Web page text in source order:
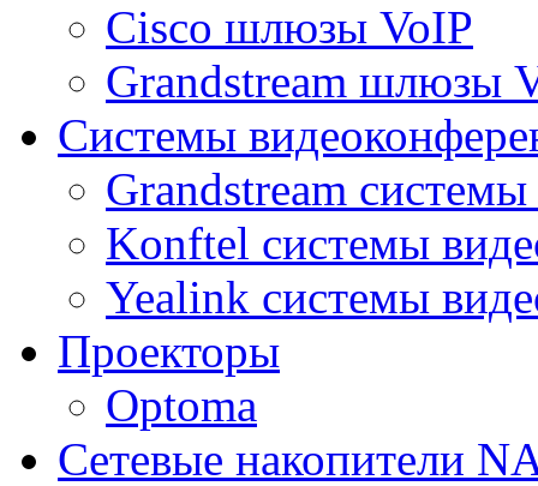
Cisco шлюзы VoIP
Grandstream шлюзы
Системы
Grandstream
Konftel системы
Yealink системы
Проекторы
Optoma
Сетевые накопители